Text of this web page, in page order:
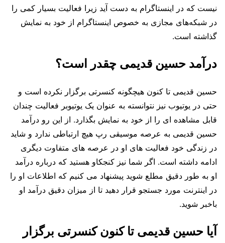
نیست که در اینستاگرام به دست آید زیرا فعالیت بسیار کمی را
در شبکه‌های مجازی به خصوص اینستاگرام از خود به نمایش
گذاشته است.
درآمد حسین قدیمی چقدر است؟
حسین قدیمی تا کنون هیچگونه کنسرتی برگزار نکرده است و
حتی در یوتیوب نیز نتوانسته به عنوان یک یوتیوبر فعالیت چندان
قابل مشاهده ای را از خود به نمایش بگذارد. از این رو درآمد
حسین قدیمی به عرصه موسیقی رپ هیچ ارتباطی ندارد و شاید
در زندگی خود فعالیت های او در عرصه های متفاوت دیگری
ادامه داشته است. اگر شما نیز کنجکاو هستید که درباره درآمد
او به طور دقیق مطلع شوید پیشنهاد می کنیم که اطلاعات او را
در اینترنت مورد جستجو قرار دهید تا از میزان دقیق درآمد او
باخبر شوید.
آیا حسین قدیمی تا کنون کنسرتی برگزار